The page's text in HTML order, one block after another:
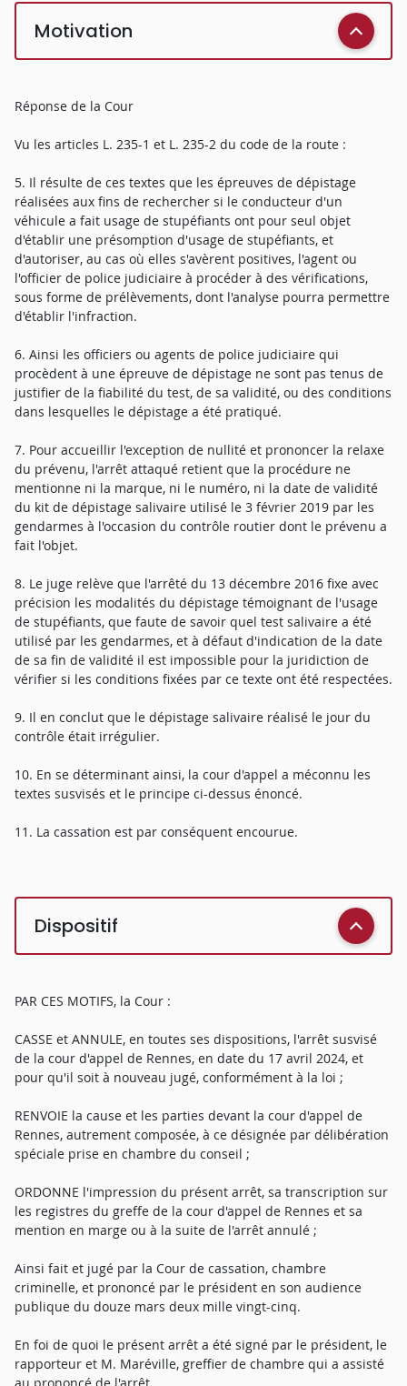
Motivation
Réponse de la Cour
Vu les articles L. 235-1 et L. 235-2 du code de la route :
5. Il résulte de ces textes que les épreuves de dépistage
réalisées aux fins de rechercher si le conducteur d'un
véhicule a fait usage de stupéfiants ont pour seul objet
d'établir une présomption d'usage de stupéfiants, et
d'autoriser, au cas où elles s'avèrent positives, l'agent ou
l'officier de police judiciaire à procéder à des vérifications,
sous forme de prélèvements, dont l'analyse pourra permettre
d'établir l'infraction.
6. Ainsi les officiers ou agents de police judiciaire qui
procèdent à une épreuve de dépistage ne sont pas tenus de
justifier de la fiabilité du test, de sa validité, ou des conditions
dans lesquelles le dépistage a été pratiqué.
7. Pour accueillir l'exception de nullité et prononcer la relaxe
du prévenu, l'arrêt attaqué retient que la procédure ne
mentionne ni la marque, ni le numéro, ni la date de validité
du kit de dépistage salivaire utilisé le 3 février 2019 par les
gendarmes à l'occasion du contrôle routier dont le prévenu a
fait l'objet.
8. Le juge relève que l'arrêté du 13 décembre 2016 fixe avec
précision les modalités du dépistage témoignant de l'usage
de stupéfiants, que faute de savoir quel test salivaire a été
utilisé par les gendarmes, et à défaut d'indication de la date
de sa fin de validité il est impossible pour la juridiction de
vérifier si les conditions fixées par ce texte ont été respectées.
9. Il en conclut que le dépistage salivaire réalisé le jour du
contrôle était irrégulier.
10. En se déterminant ainsi, la cour d'appel a méconnu les
textes susvisés et le principe ci-dessus énoncé.
11. La cassation est par conséquent encourue.
Dispositif
PAR CES MOTIFS, la Cour :
CASSE et ANNULE, en toutes ses dispositions, l'arrêt susvisé
de la cour d'appel de Rennes, en date du 17 avril 2024, et
pour qu'il soit à nouveau jugé, conformément à la loi ;
RENVOIE la cause et les parties devant la cour d'appel de
Rennes, autrement composée, à ce désignée par délibération
spéciale prise en chambre du conseil ;
ORDONNE l'impression du présent arrêt, sa transcription sur
les registres du greffe de la cour d'appel de Rennes et sa
mention en marge ou à la suite de l'arrêt annulé ;
Ainsi fait et jugé par la Cour de cassation, chambre
criminelle, et prononcé par le président en son audience
publique du douze mars deux mille vingt-cinq.
En foi de quoi le présent arrêt a été signé par le président, le
rapporteur et M. Maréville, greffier de chambre qui a assisté